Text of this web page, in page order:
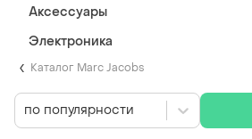
Каталог Marc Jacobs
по популярности
Аксессуары
Электроника